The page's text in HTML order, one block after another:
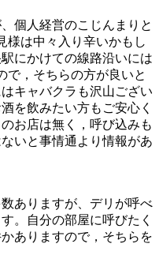
個人経営のこじんまりと
様は中々入り辛いかもし
にかけての線路沿いには
で，そちらの方が良いと
キャバクラも沢山ござい
を飲みたい方もご安心く
お店は無く，呼び込みも
いと事情通より情報があ
ありますが、デリが呼べ
。自分の部屋に呼びたく
ありますので，そちらを